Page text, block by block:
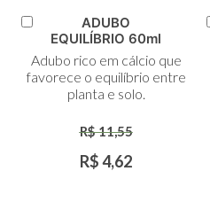
Adicionar
Carrinho
ADUBO
EQUILÍBRIO 60ml
Adubo rico em cálcio que
favorece o equilíbrio entre
planta e solo.
R$ 11,55
R$ 4,62